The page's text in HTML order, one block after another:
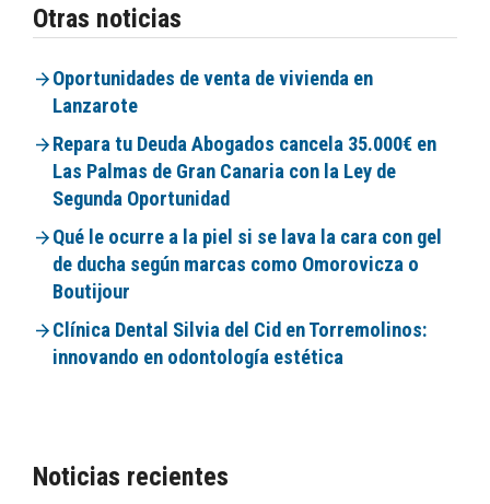
Otras noticias
Oportunidades de venta de vivienda en
Lanzarote
Repara tu Deuda Abogados cancela 35.000€ en
Las Palmas de Gran Canaria con la Ley de
Segunda Oportunidad
Qué le ocurre a la piel si se lava la cara con gel
de ducha según marcas como Omorovicza o
Boutijour
Clínica Dental Silvia del Cid en Torremolinos:
innovando en odontología estética
Noticias recientes